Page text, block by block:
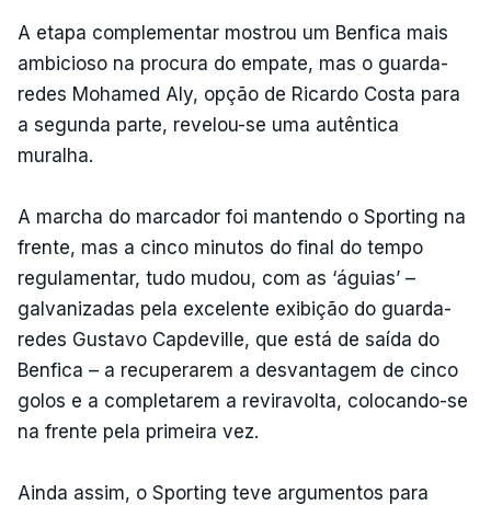
A etapa complementar mostrou um Benfica mais
ambicioso na procura do empate, mas o guarda-
redes Mohamed Aly, opção de Ricardo Costa para
a segunda parte, revelou-se uma autêntica
muralha.
A marcha do marcador foi mantendo o Sporting na
frente, mas a cinco minutos do final do tempo
regulamentar, tudo mudou, com as ‘águias’ –
galvanizadas pela excelente exibição do guarda-
redes Gustavo Capdeville, que está de saída do
Benfica – a recuperarem a desvantagem de cinco
golos e a completarem a reviravolta, colocando-se
na frente pela primeira vez.
Ainda assim, o Sporting teve argumentos para